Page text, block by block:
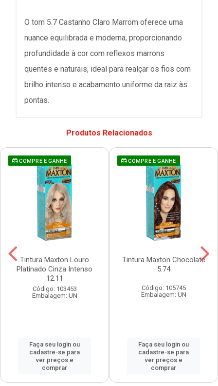
O tom 5.7 Castanho Claro Marrom oferece uma
nuance equilibrada e moderna, proporcionando
profundidade à cor com reflexos marrons
quentes e naturais, ideal para realçar os fios com
brilho intenso e acabamento uniforme da raiz às
pontas.
Produtos Relacionados
COMPRE E GANHE
Tintura Maxton Louro
Platinado Cinza Intenso
12.11
Código: 103453
Embalagem: UN
Faça seu login ou
cadastre-se para
ver preços e
comprar
COMPRE E GANHE
Tintura Maxton Chocolate
5.74
Código: 105745
Embalagem: UN
Faça seu login ou
cadastre-se para
ver preços e
comprar